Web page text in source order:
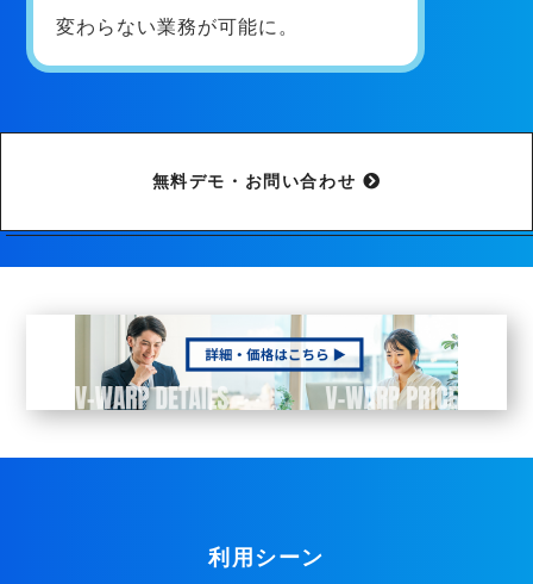
変わらない業務が可能に。
無料デモ・お問い合わせ
利用シーン